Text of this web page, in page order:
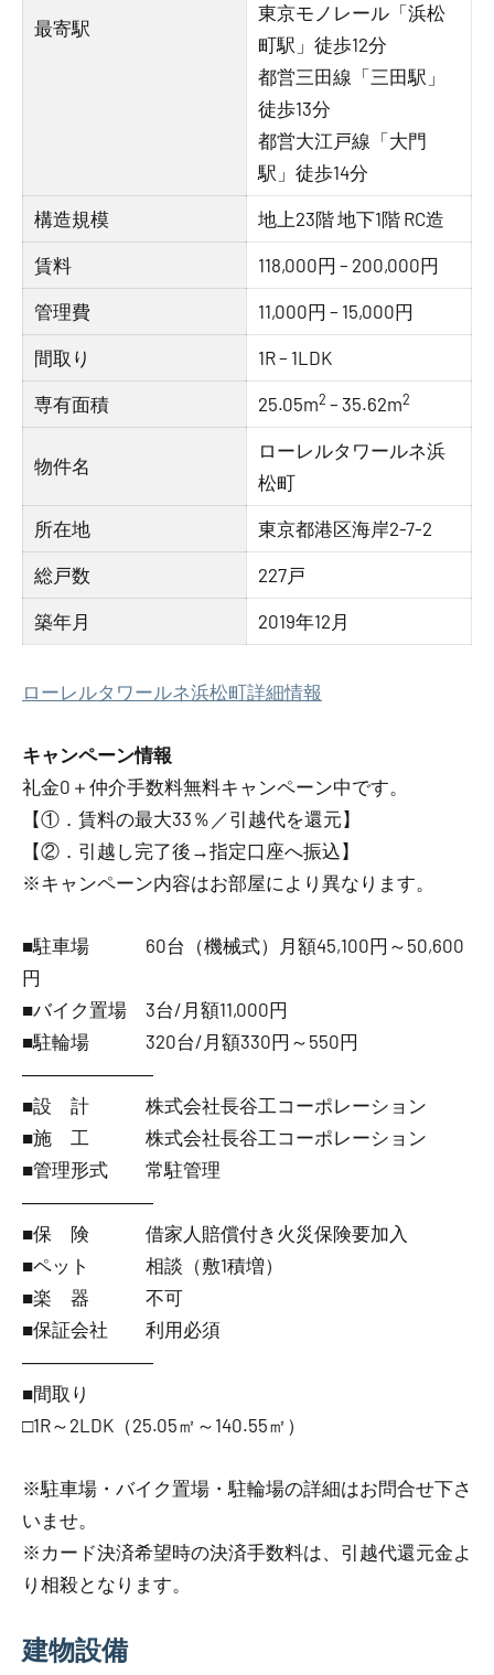
最寄駅
東京モノレール「浜松
町駅」徒歩12分
都営三田線「三田駅」
徒歩13分
都営大江戸線「大門
駅」徒歩14分
構造規模 地上23階 地下1階 RC造
賃料 118,000円 – 200,000円
管理費 11,000円 – 15,000円
間取り 1R – 1LDK
専有面積 25.05m2 – 35.62m2
物件名
ローレルタワールネ浜
松町
所在地 東京都港区海岸2-7-2
総戸数 227戸
築年月 2019年12月
ローレルタワールネ浜松町詳細情報
キャンペーン情報
礼金0 ＋ 仲介手数料無料キャンペーン中です。
【①．賃料の最大33％／引越代を還元】
【②．引越し完了後→指定口座へ振込】
※キャンペーン内容はお部屋により異なります。
■駐車場 60台（機械式）月額45,100円～50,600
円
■バイク置場 3台/月額11,000円
■駐輪場 320台/月額330円～550円
―――――――
■設 計 株式会社長谷工コーポレーション
■施 工 株式会社長谷工コーポレーション
■管理形式 常駐管理
―――――――
■保 険 借家人賠償付き火災保険要加入
■ペット 相談（敷1積増）
■楽 器 不可
■保証会社 利用必須
―――――――
■間取り
□1R～2LDK（25.05㎡～140.55㎡）
※駐車場・バイク置場・駐輪場の詳細はお問合せ下さ
いませ。
※カード決済希望時の決済手数料は、引越代還元金よ
り相殺となります。
建物設備